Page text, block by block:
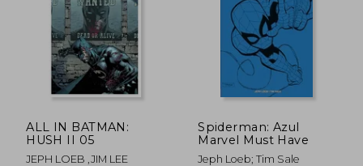
40% 45%
ALL IN BATMAN:
HUSH II 05
JEPH LOEB ,JIM LEE
Spiderman: Azul
Marvel Must Have
Jeph Loeb; Tim Sale